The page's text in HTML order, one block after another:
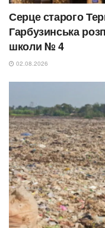
Серце старого
Гарбузинська
школи № 4
02.08.2026